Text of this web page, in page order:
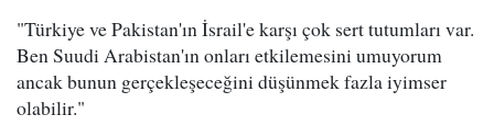
"Türkiye ve Pakistan'ın İsrail'e karşı çok sert tutumları var.
Ben Suudi Arabistan'ın onları etkilemesini umuyorum
ancak bunun gerçekleşeceğini düşünmek fazla iyimser
olabilir."